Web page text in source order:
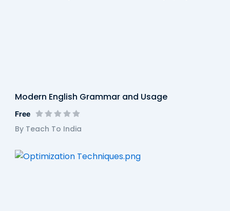
Modern English Grammar and Usage
Free
By Teach To India